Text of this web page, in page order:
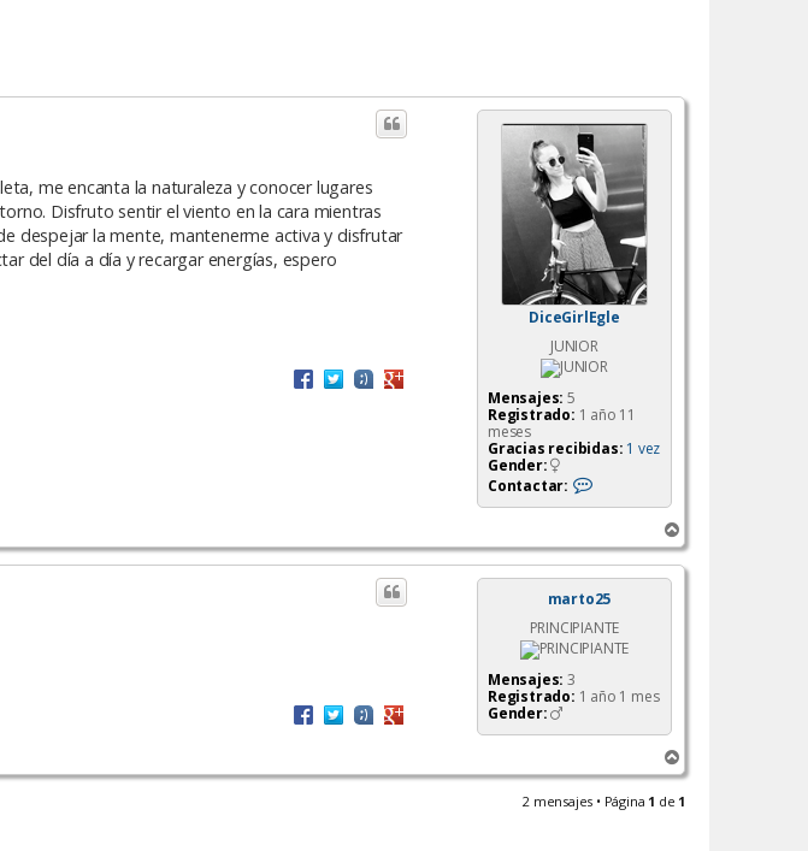
DiceGirlEgle
JUNIOR
Mensajes: 5
Registrado: 1 año 11
meses
Gracias recibidas: 1 vez
Gender:
Contactar:
n
a
c
t
a
D
i
G
r
g
l
me encanta la naturaleza y conocer lugares
Disfruto sentir el viento en la cara mientras
despejar la mente, mantenerme activa y disfrutar
del día a día y recargar energías, espero
r
r
marto25
PRINCIPIANTE
Mensajes: 3
Registrado: 1 año 1 mes
Gender:
r
r
2 mensajes • Página 1 de 1